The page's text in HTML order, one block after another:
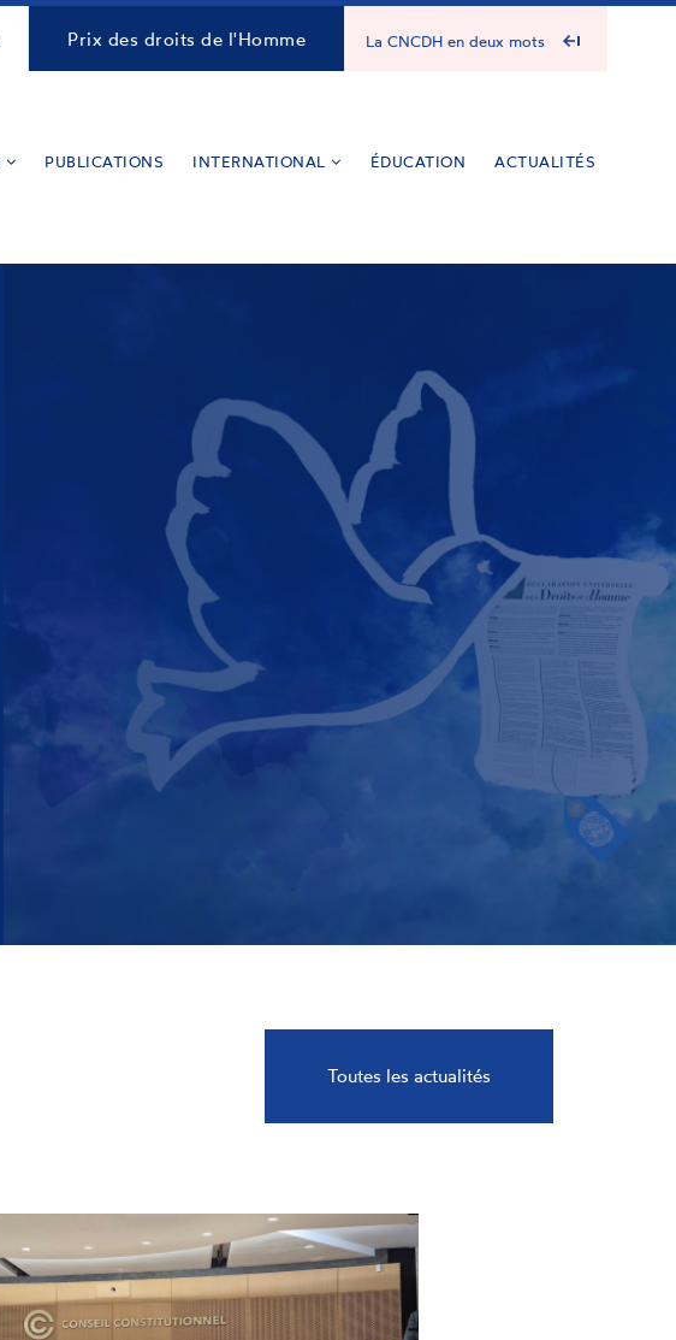
Prix des droits de l'Homme La CNCDH en deux mots
PUBLICATIONS INTERNATIONAL ÉDUCATION ACTUALITÉS
Toutes les actualités